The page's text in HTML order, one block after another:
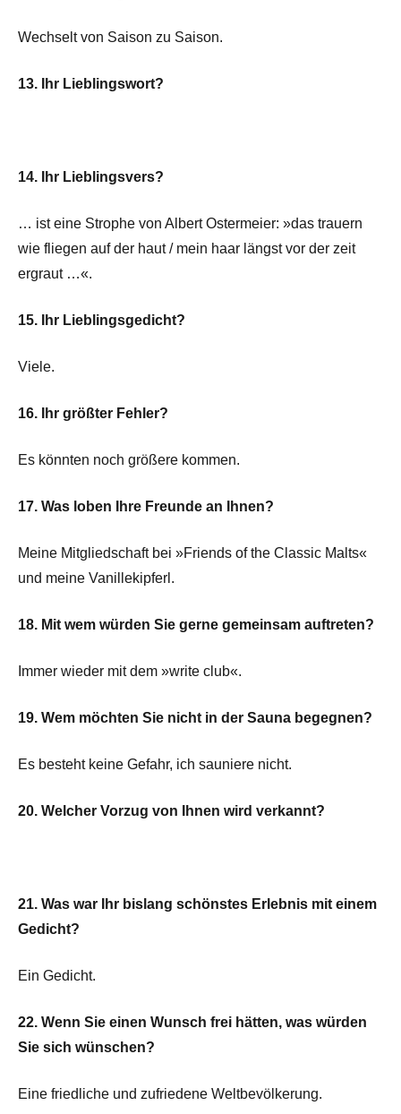
Wechselt von Saison zu Saison.
13. Ihr Lieblingswort?
14. Ihr Lieblingsvers?
… ist eine Strophe von Albert Ostermeier: »das trauern
wie fliegen auf der haut / mein haar längst vor der zeit
ergraut …«.
15. Ihr Lieblingsgedicht?
Viele.
16. Ihr größter Fehler?
Es könnten noch größere kommen.
17. Was loben Ihre Freunde an Ihnen?
Meine Mitgliedschaft bei »Friends of the Classic Malts«
und meine Vanillekipferl.
18. Mit wem würden Sie gerne gemeinsam auftreten?
Immer wieder mit dem »write club«.
19. Wem möchten Sie nicht in der Sauna begegnen?
Es besteht keine Gefahr, ich sauniere nicht.
20. Welcher Vorzug von Ihnen wird verkannt?
21. Was war Ihr bislang schönstes Erlebnis mit einem
Gedicht?
Ein Gedicht.
22. Wenn Sie einen Wunsch frei hätten, was würden
Sie sich wünschen?
Eine friedliche und zufriedene Weltbevölkerung.